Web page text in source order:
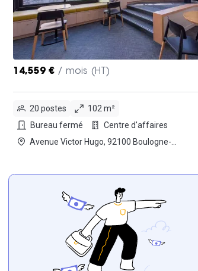
14,559 € / mois (HT)
20 postes
102 m²
Bureau fermé
Centre d'affaires
Avenue Victor Hugo, 92100 Boulogne-